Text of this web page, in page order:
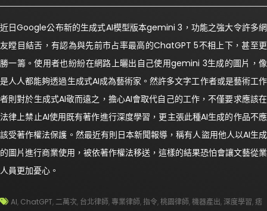
近日Google公布新的生成式AI模型版本gemini 3，功能之強大令許多網
友瞠目結舌，有認為與先前市占率最高的ChatGPT 5不相上下，甚至更
勝一籌。使用者也紛紛在網路上曬出自己使用gemini 3生成的圖片，像
是人人都能夠透過生成式AI成為藝術家。然許多文字工作者或是藝術工作
者則對於生成式AI敬而遠之，擔心AI會取代自己的工作，不僅要求應該在
法律上禁止AI使用既有著作進行深度學習，更主張此種AI生成的作品不應
該受著作權法保護。然最近有則日本新聞報導，稱有人盜用他人以AI生成
的圖片進行商業使用，被依著作權法移送，這樣的結果恐怕會讓文藝從業
人員更加憂心。
AI, ChatGPT,二萬次, 台北律師,專業律師,指令,桃園律師,機器產出,深度學習,痞